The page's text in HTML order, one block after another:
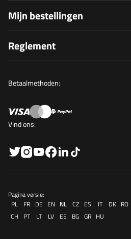
Mijn bestellingen
Reglement
Betaalmethoden:
Vind ons:
Pagina versie:
PL
FR DE EN NL CZ ES IT DK RO
CH
PT LT LV EE BG GR HU